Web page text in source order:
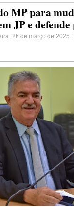
MP para
JP e
26 de março de 2025 |